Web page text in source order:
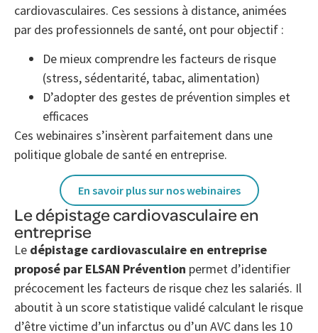
cardiovasculaires. Ces sessions à distance, animées
par des professionnels de santé, ont pour objectif :
De mieux comprendre les facteurs de risque
(stress, sédentarité, tabac, alimentation)
D’adopter des gestes de prévention simples et
efficaces
Ces webinaires s’insèrent parfaitement dans une
politique globale de santé en entreprise.
En savoir plus sur nos webinaires
Le dépistage cardiovasculaire en
entreprise
Le dépistage cardiovasculaire en entreprise
proposé par ELSAN Prévention permet d’identifier
précocement les facteurs de risque chez les salariés. Il
aboutit à un score statistique validé calculant le risque
d’être victime d’un infarctus ou d’un AVC dans les 10